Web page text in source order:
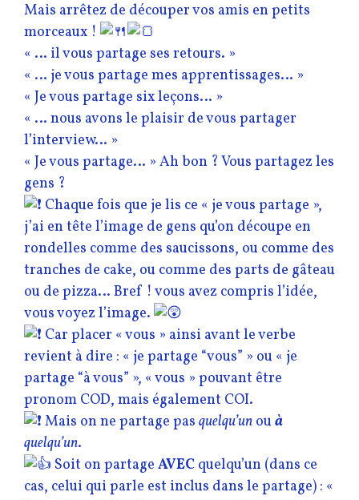
Mais arrêtez de découper vos amis en petits
morceaux !
« … il vous partage ses retours. »
« … je vous partage mes apprentissages… »
« Je vous partage six leçons… »
« … nous avons le plaisir de vous partager
l’interview… »
« Je vous partage… » Ah bon ? Vous partagez les
gens ?
Chaque fois que je lis ce « je vous partage »,
j’ai en tête l’image de gens qu’on découpe en
rondelles comme des saucissons, ou comme des
tranches de cake, ou comme des parts de gâteau
ou de pizza… Bref ! vous avez compris l’idée,
vous voyez l’image.
Car placer « vous » ainsi avant le verbe
revient à dire : « je partage “vous” » ou « je
partage “à vous” », « vous » pouvant être
pronom COD, mais également COI.
Mais on ne partage pas quelqu’un ou à
quelqu’un.
Soit on partage AVEC quelqu’un (dans ce
cas, celui qui parle est inclus dans le partage) : «